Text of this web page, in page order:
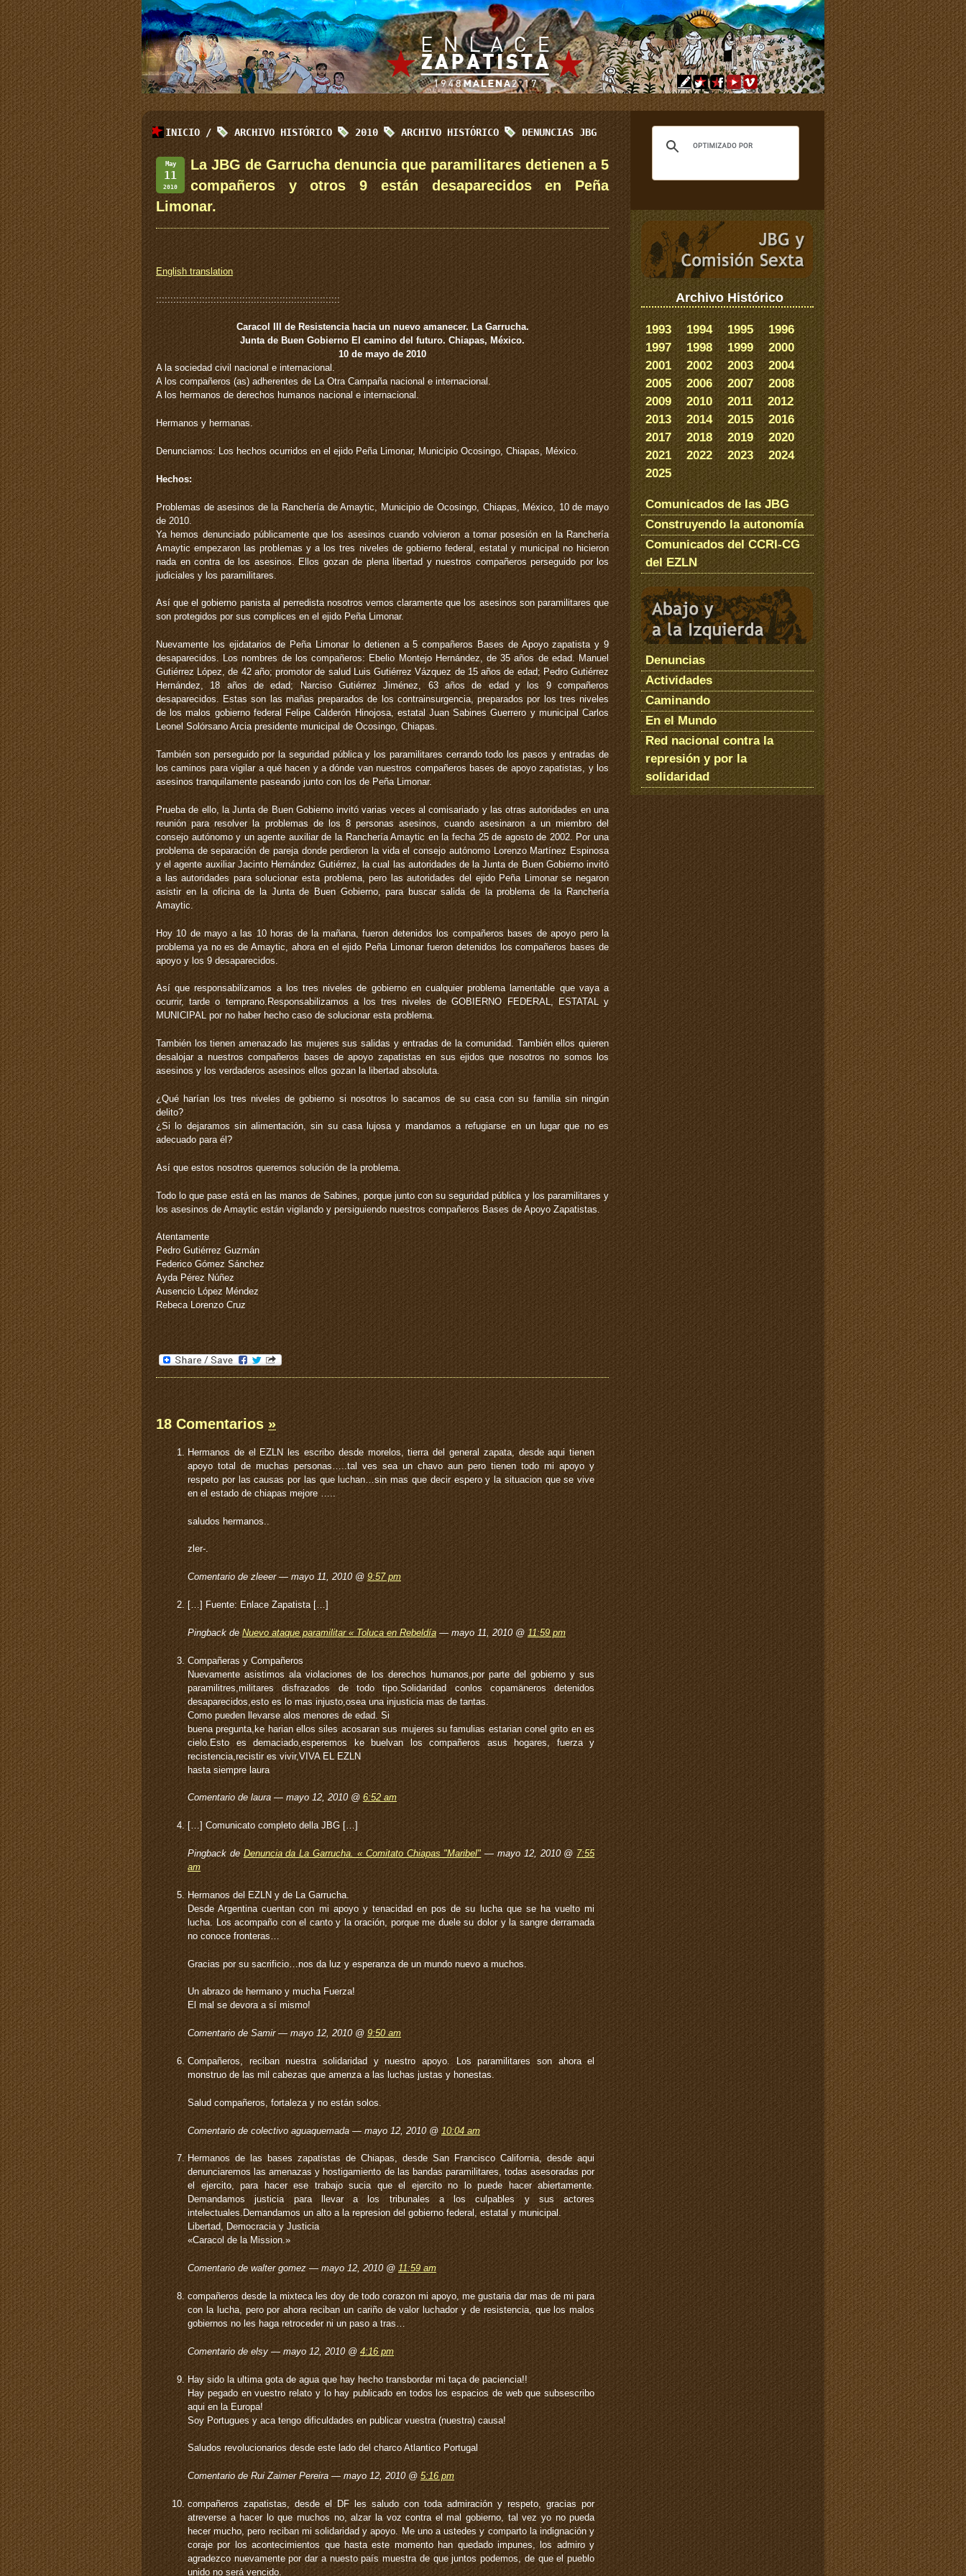
INICIO / ARCHIVO HISTÓRICO 2010 ARCHIVO HISTÓRICO DENUNCIAS JBG
May
11
2010
La JBG de Garrucha denuncia que paramilitares detienen a 5
compañeros y otros 9 están desaparecidos en Peña
Limonar.
English translation
::::::::::::::::::::::::::::::::::::::::::::::::::::::::::::::::
Caracol III de Resistencia hacia un nuevo amanecer. La Garrucha.
Junta de Buen Gobierno El camino del futuro. Chiapas, México.
10 de mayo de 2010
A la sociedad civil nacional e internacional.
A los compañeros (as) adherentes de La Otra Campaña nacional e internacional.
A los hermanos de derechos humanos nacional e internacional.
Hermanos y hermanas.
Denunciamos: Los hechos ocurridos en el ejido Peña Limonar, Municipio Ocosingo, Chiapas, México.
Hechos:
Problemas de asesinos de la Ranchería de Amaytic, Municipio de Ocosingo, Chiapas, México, 10 de mayo
de 2010.
Ya hemos denunciado públicamente que los asesinos cuando volvieron a tomar posesión en la Ranchería
Amaytic empezaron las problemas y a los tres niveles de gobierno federal, estatal y municipal no hicieron
nada en contra de los asesinos. Ellos gozan de plena libertad y nuestros compañeros perseguido por los
judiciales y los paramilitares.
Así que el gobierno panista al perredista nosotros vemos claramente que los asesinos son paramilitares que
son protegidos por sus complices en el ejido Peña Limonar.
Nuevamente los ejidatarios de Peña Limonar lo detienen a 5 compañeros Bases de Apoyo zapatista y 9
desaparecidos. Los nombres de los compañeros: Ebelio Montejo Hernández, de 35 años de edad. Manuel
Gutiérrez López, de 42 año; promotor de salud Luis Gutiérrez Vázquez de 15 años de edad; Pedro Gutiérrez
Hernández, 18 años de edad; Narciso Gutiérrez Jiménez, 63 años de edad y los 9 compañeros
desaparecidos. Estas son las mañas preparados de los contrainsurgencia, preparados por los tres niveles
de los malos gobierno federal Felipe Calderón Hinojosa, estatal Juan Sabines Guerrero y municipal Carlos
Leonel Solórsano Arcia presidente municipal de Ocosingo, Chiapas.
También son perseguido por la seguridad pública y los paramilitares cerrando todo los pasos y entradas de
los caminos para vigilar a qué hacen y a dónde van nuestros compañeros bases de apoyo zapatistas, y los
asesinos tranquilamente paseando junto con los de Peña Limonar.
Prueba de ello, la Junta de Buen Gobierno invitó varias veces al comisariado y las otras autoridades en una
reunión para resolver la problemas de los 8 personas asesinos, cuando asesinaron a un miembro del
consejo autónomo y un agente auxiliar de la Ranchería Amaytic en la fecha 25 de agosto de 2002. Por una
problema de separación de pareja donde perdieron la vida el consejo autónomo Lorenzo Martínez Espinosa
y el agente auxiliar Jacinto Hernández Gutiérrez, la cual las autoridades de la Junta de Buen Gobierno invitó
a las autoridades para solucionar esta problema, pero las autoridades del ejido Peña Limonar se negaron
asistir en la oficina de la Junta de Buen Gobierno, para buscar salida de la problema de la Ranchería
Amaytic.
Hoy 10 de mayo a las 10 horas de la mañana, fueron detenidos los compañeros bases de apoyo pero la
problema ya no es de Amaytic, ahora en el ejido Peña Limonar fueron detenidos los compañeros bases de
apoyo y los 9 desaparecidos.
Así que responsabilizamos a los tres niveles de gobierno en cualquier problema lamentable que vaya a
ocurrir, tarde o temprano.Responsabilizamos a los tres niveles de GOBIERNO FEDERAL, ESTATAL y
MUNICIPAL por no haber hecho caso de solucionar esta problema.
También los tienen amenazado las mujeres sus salidas y entradas de la comunidad. También ellos quieren
desalojar a nuestros compañeros bases de apoyo zapatistas en sus ejidos que nosotros no somos los
asesinos y los verdaderos asesinos ellos gozan la libertad absoluta.
¿Qué harían los tres niveles de gobierno si nosotros lo sacamos de su casa con su familia sin ningún
delito?
¿Si lo dejaramos sin alimentación, sin su casa lujosa y mandamos a refugiarse en un lugar que no es
adecuado para él?
Así que estos nosotros queremos solución de la problema.
Todo lo que pase está en las manos de Sabines, porque junto con su seguridad pública y los paramilitares y
los asesinos de Amaytic están vigilando y persiguiendo nuestros compañeros Bases de Apoyo Zapatistas.
Atentamente
Pedro Gutiérrez Guzmán
Federico Gómez Sánchez
Ayda Pérez Núñez
Ausencio López Méndez
Rebeca Lorenzo Cruz
18 Comentarios »
Hermanos de el EZLN les escribo desde morelos, tierra del general zapata, desde aqui tienen
apoyo total de muchas personas…..tal ves sea un chavo aun pero tienen todo mi apoyo y
respeto por las causas por las que luchan…sin mas que decir espero y la situacion que se vive
en el estado de chiapas mejore …..
saludos hermanos..
zler-.
Comentario de zleeer — mayo 11, 2010 @9:57 pm
[…] Fuente: Enlace Zapatista […]
Pingback de Nuevo ataque paramilitar « Toluca en Rebeldía — mayo 11, 2010 @ 11:59 pm
Compañeras y Compañeros
Nuevamente asistimos ala violaciones de los derechos humanos,por parte del gobierno y sus
paramilitres,militares disfrazados de todo tipo.Solidaridad conlos copamäneros detenidos
desaparecidos,esto es lo mas injusto,osea una injusticia mas de tantas.
Como pueden llevarse alos menores de edad. Si
buena pregunta,ke harian ellos siles acosaran sus mujeres su famulias estarian conel grito en es
cielo.Esto es demaciado,esperemos ke buelvan los compañeros asus hogares, fuerza y
recistencia,recistir es vivir,VIVA EL EZLN
hasta siempre laura
Comentario de laura — mayo 12, 2010 @ 6:52 am
[…] Comunicato completo della JBG […]
Pingback de Denuncia da La Garrucha. « Comitato Chiapas "Maribel" — mayo 12, 2010 @7:55
am
Hermanos del EZLN y de La Garrucha.
Desde Argentina cuentan con mi apoyo y tenacidad en pos de su lucha que se ha vuelto mi
lucha. Los acompaño con el canto y la oración, porque me duele su dolor y la sangre derramada
no conoce fronteras…
Gracias por su sacrificio…nos da luz y esperanza de un mundo nuevo a muchos.
Un abrazo de hermano y mucha Fuerza!
El mal se devora a sí mismo!
Comentario de Samir — mayo 12, 2010 @9:50 am
Compañeros, reciban nuestra solidaridad y nuestro apoyo. Los paramilitares son ahora el
monstruo de las mil cabezas que amenza a las luchas justas y honestas.
Salud compañeros, fortaleza y no están solos.
Comentario de colectivo aguaquemada — mayo 12, 2010 @ 10:04 am
Hermanos de las bases zapatistas de Chiapas, desde San Francisco California, desde aqui
denunciaremos las amenazas y hostigamiento de las bandas paramilitares, todas asesoradas por
el ejercito, para hacer ese trabajo sucia que el ejercito no lo puede hacer abiertamente.
Demandamos justicia para llevar a los tribunales a los culpables y sus actores
intelectuales.Demandamos un alto a la represion del gobierno federal, estatal y municipal.
Libertad, Democracia y Justicia
«Caracol de la Mission.»
Comentario de walter gomez — mayo 12, 2010 @ 11:59 am
compañeros desde la mixteca les doy de todo corazon mi apoyo, me gustaria dar mas de mi para
con la lucha, pero por ahora reciban un cariño de valor luchador y de resistencia, que los malos
gobiernos no les haga retroceder ni un paso a tras…
Comentario de elsy — mayo 12, 2010 @4:16 pm
Hay sido la ultima gota de agua que hay hecho transbordar mi taça de paciencia!!
Hay pegado en vuestro relato y lo hay publicado en todos los espacios de web que subsescribo
aqui en la Europa!
Soy Portugues y aca tengo dificuldades en publicar vuestra (nuestra) causa!
Saludos revolucionarios desde este lado del charco Atlantico Portugal
Comentario de Rui Zaimer Pereira — mayo 12, 2010 @ 5:16 pm
compañeros zapatistas, desde el DF les saludo con toda admiración y respeto, gracias por
atreverse a hacer lo que muchos no, alzar la voz contra el mal gobierno, tal vez yo no pueda
hecer mucho, pero reciban mi solidaridad y apoyo. Me uno a ustedes y comparto la indignación y
coraje por los acontecimientos que hasta este momento han quedado impunes, los admiro y
agradezco nuevamente por dar a nuesto país muestra de que juntos podemos, de que el pueblo
unido no será vencido.
Archivo Histórico
1993 1994 1995
1996
1997
1998 1999
2000
2001
2002 2003
2004
2005
2006 2007
2008
2009
2010 2011
2012
2013
2014 2015
2016
2017
2018 2019
2020
2021
2022 2023
2024
2025
Comunicados de las JBG
Construyendo la autonomía
Comunicados del CCRI-CG
del EZLN
Denuncias
Actividades
Caminando
En el Mundo
Red nacional contra la
represión y por la
solidaridad